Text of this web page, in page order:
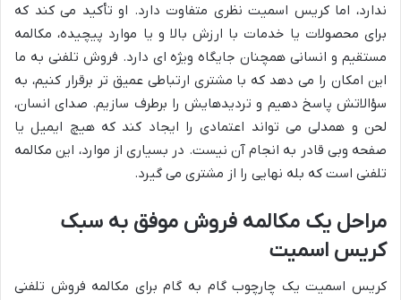
ندارد، اما کریس اسمیت نظری متفاوت دارد. او تأکید می کند که
برای محصولات یا خدمات با ارزش بالا و یا موارد پیچیده، مکالمه
مستقیم و انسانی همچنان جایگاه ویژه ای دارد. فروش تلفنی به ما
این امکان را می دهد که با مشتری ارتباطی عمیق تر برقرار کنیم، به
سؤالاتش پاسخ دهیم و تردیدهایش را برطرف سازیم. صدای انسان،
لحن و همدلی می تواند اعتمادی را ایجاد کند که هیچ ایمیل یا
صفحه وبی قادر به انجام آن نیست. در بسیاری از موارد، این مکالمه
تلفنی است که بله نهایی را از مشتری می گیرد.
مراحل یک مکالمه فروش موفق به سبک
کریس اسمیت
کریس اسمیت یک چارچوب گام به گام برای مکالمه فروش تلفنی